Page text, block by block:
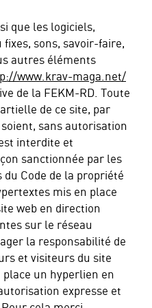
que les logiciels,
sons, savoir-faire,
autres éléments
www.krav-maga.net/
de la FEKM-RD. Toute
de ce site, par
sans autorisation
interdite et
sanctionnée par les
Code de la propriété
mis en place
web en direction
sur le réseau
la responsabilité de
et visiteurs du site
un hyperlien en
expresse et